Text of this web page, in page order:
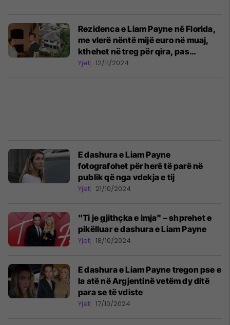
Rezidenca e Liam Payne në Florida,
me vlerë nëntë mijë euro në muaj,
kthehet në treg për qira, pas
vdekjes së tij
Yjet 12/11/2024
E dashura e Liam Payne
fotografohet për herë të parë në
publik që nga vdekja e tij
Yjet 21/10/2024
"Ti je gjithçka e imja" – shprehet e
pikëlluar e dashura e Liam Payne
Yjet 18/10/2024
E dashura e Liam Payne tregon pse e
la atë në Argjentinë vetëm dy ditë
para se të vdiste
Yjet 17/10/2024